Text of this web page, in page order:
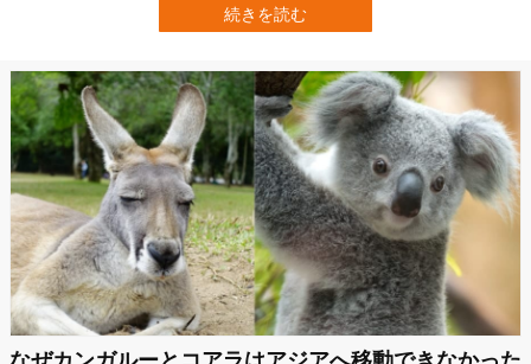
ここで見られたのは、シャチがロープをほどいてクジラを助けると
いう真逆の行為。 意図的に助けたとは言えないものの、これは初め
続きを読む